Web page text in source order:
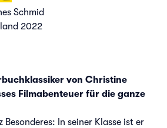
Schmid
2022
von Christine
Filmabenteuer für die ganze
Besonderes: In seiner Klasse ist er